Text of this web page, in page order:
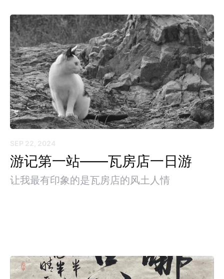
SEP 22, 2024
游记第一站——瓦房店一日游
让我最有印象的是瓦房店的风土人情